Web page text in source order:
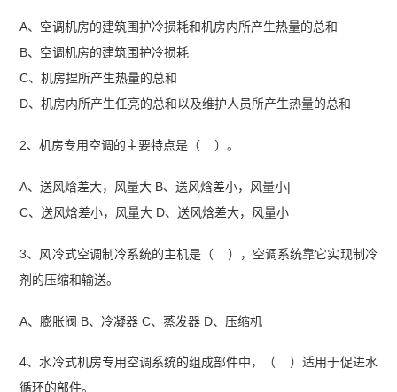
环境真题及答案（完整版）.pdf】
A、空调机房的建筑围护冷损耗和机房内所产生热量的总和
B、空调机房的建筑围护冷损耗
C、机房捏所产生热量的总和
D、机房内所产生任亮的总和以及维护人员所产生热量的总和
2、机房专用空调的主要特点是（ ）。
A、送风焓差大，风量大 B、送风焓差小，风量小|
C、送风焓差小，风量大 D、送风焓差大，风量小
3、风冷式空调制冷系统的主机是（ ），空调系统靠它实现制冷
剂的压缩和输送。
A、膨胀阀 B、冷凝器 C、蒸发器 D、压缩机
4、水冷式机房专用空调系统的组成部件中，（ ）适用于促进水
循环的部件。